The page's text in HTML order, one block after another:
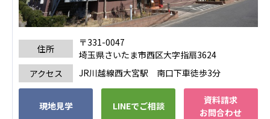
広州谷豊園
住所
〒331-0047
埼玉県さいたま市西区大字指扇3624
アクセス
JR川越線西大宮駅 南口下車徒歩3分
現地見学 LINEでご相談
資料請求
お問合わせ